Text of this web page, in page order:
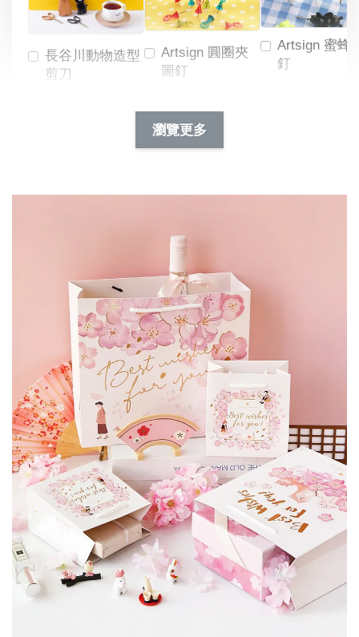
長谷川動物造型
剪刀
Artsign 圓圈夾
圖釘
NT$ 19.00
NT$ 66.00
Artsign 蜜蜂
釘
加入購物車
瀏覽更多